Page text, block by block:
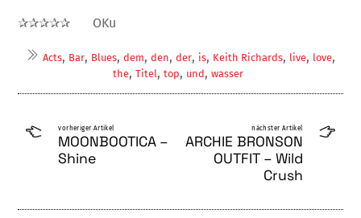
✰✰✰✰✰ OKu
Acts, Bar, Blues, dem, den, der, is, Keith Richards, live, love,
the, Titel, top, und, wasser
vorheriger Artikel
MOONBOOTICA –
Shine
nächster Artikel
ARCHIE BRONSON
OUTFIT – Wild
Crush